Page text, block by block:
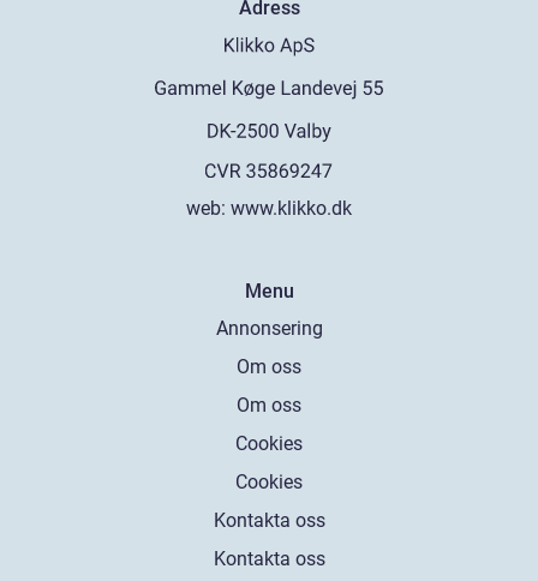
Adress
web: www.klikko.dk
Menu
Annonsering
Om oss
Om oss
Cookies
Cookies
Kontakta oss
Kontakta oss